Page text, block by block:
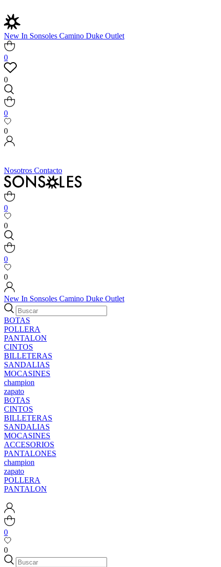
New In Sonsoles Camino Duke Outlet
0
0
0
0
Nosotros Contacto
0
0
0
0
New In Sonsoles Camino Duke Outlet
BOTAS
POLLERA
PANTALON
CINTOS
BILLETERAS
SANDALIAS
MOCASINES
champion
zapato
BOTAS
CINTOS
BILLETERAS
SANDALIAS
MOCASINES
ACCESORIOS
PANTALONES
champion
zapato
POLLERA
PANTALON
0
0